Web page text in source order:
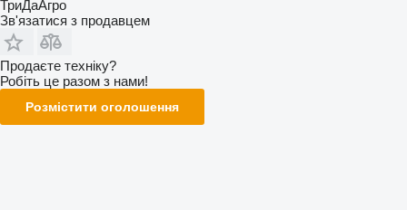
ТриДаАгро
Зв'язатися з продавцем
Продаєте техніку?
Робіть це разом з нами!
Розмістити оголошення